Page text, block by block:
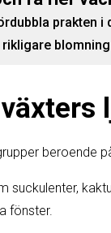
prakten
beroende
suckulenter,
fönster.